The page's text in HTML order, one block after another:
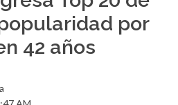
por
42 años